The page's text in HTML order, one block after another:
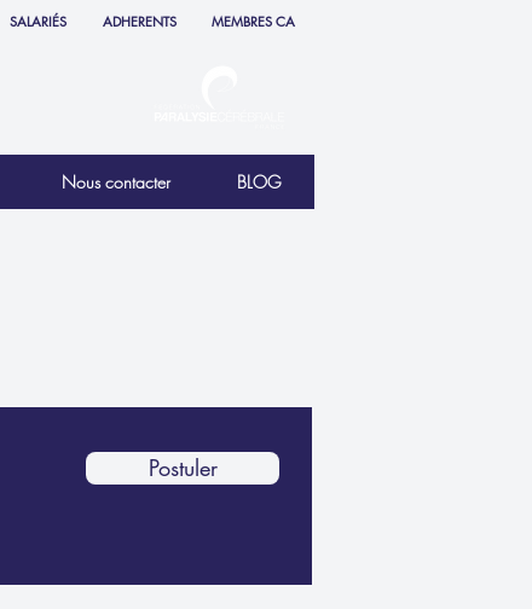
MEMBRES CA
ADHERENTS
SALARIÉS
Nous contacter BLOG
Postuler